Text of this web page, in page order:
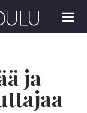
MENU
ja